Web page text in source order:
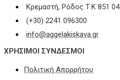
Κρεμαστή, Ρόδος Τ.Κ 851 04
(+30) 2241 096300
info@aggelakiskava.gr
ΧΡΗΣΙΜΟΙ ΣΥΝΔΕΣΜΟΙ
Πολιτική Απορρήτου